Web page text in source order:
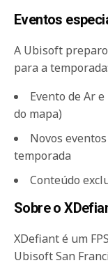
Eventos
A Ubisoft
para a temporada:
Evento de Ar
do mapa)
Novos
temporada
Conteúdo
Sobre o
XDefiant é um
Ubisoft San